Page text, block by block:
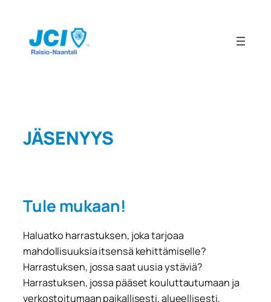
sisältöön
JÄSENYYS
Tule mukaan!
Haluatko harrastuksen, joka tarjoaa
mahdollisuuksia itsensä kehittämiselle?
Harrastuksen, jossa saat uusia ystäviä?
Harrastuksen, jossa pääset kouluttautumaan ja
verkostoitumaan paikallisesti, alueellisesti,